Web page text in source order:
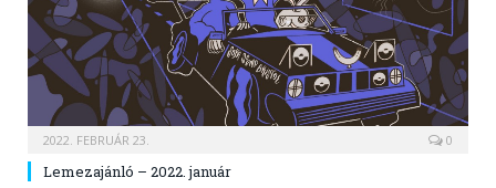
2022. FEBRUÁR 23. 0
Lemezajánló – 2022. január